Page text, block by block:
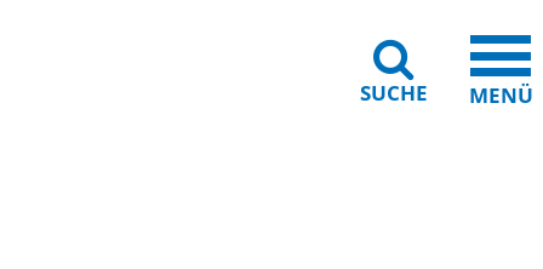
SUCHE MENÜ